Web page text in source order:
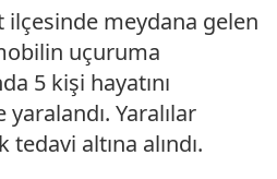
ilçesinde meydana gelen
uçuruma
5 kişi hayatını
Yaralılar
tedavi altına alındı.